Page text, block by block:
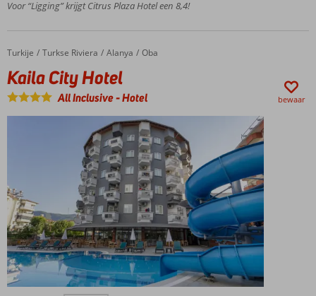
op 3
kilometer
zwembaden
en een
kinderbad
Ontspannen
in de sauna
Voor “Ligging” krijgt Citrus Plaza Hotel een 8,4!
Home
Turkije Turkse Riviera Alanya Oba
Kaila City Hotel
Kaila City Hotel
All Inclusive-Hotel bewaar